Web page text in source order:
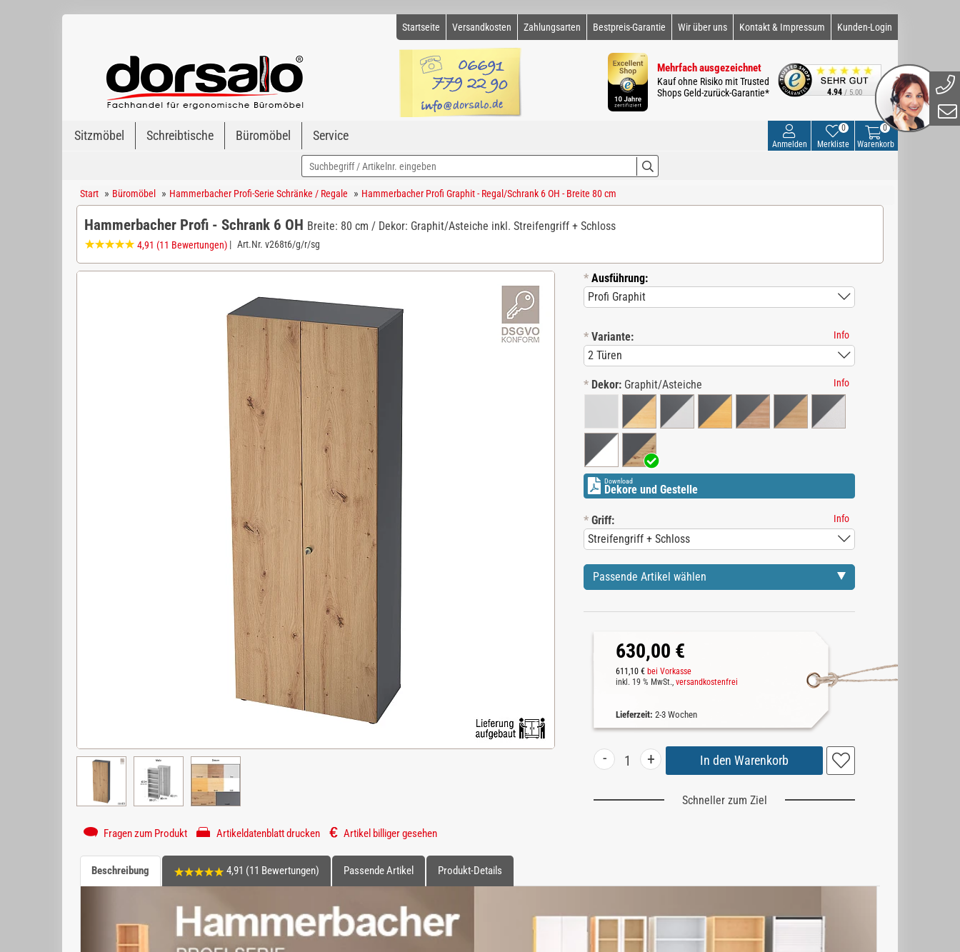
Startseite Versandkosten Zahlungsarten Bestpreis-Garantie Wir über uns Kontakt & Impressum Kunden-Login
Mehrfach ausgezeichnet
Kauf ohne Risiko mit Trusted
Shops Geld-zurück-Garantie*
4.94 / 5.00
Sitzmöbel Schreibtische Büromöbel Service
0
Warenkorb
Merkliste
0
Anmelden
Start » Büromöbel » Hammerbacher Profi-Serie Schränke / Regale » Hammerbacher Profi Graphit - Regal/Schrank 6 OH - Breite 80 cm
Hammerbacher Profi - Schrank 6 OH Breite: 80 cm / Dekor: Graphit/Asteiche inkl. Streifengriff + Schloss
4,91 (11 Bewertungen) | Art.Nr. v268t6/g/r/sg
* Ausführung:
* Variante: Info
* Dekor: Graphit/Asteiche Info
Download
Dekore und Gestelle
* Griff: Info
Passende Artikel wählen
630,00 €
611,10 € bei Vorkasse
inkl. 19 % MwSt., versandkostenfrei
Lieferzeit: 2-3 Wochen
- +
Schneller zum Ziel
Fragen zum Produkt Artikeldatenblatt drucken Artikel billiger gesehen
Beschreibung 4,91 (11 Bewertungen) Passende Artikel Produkt-Details